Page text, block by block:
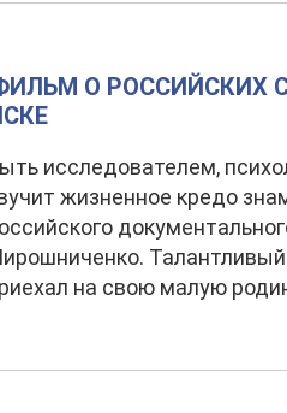
О РОССИЙСКИХ
исследователем,
жизненное кредо
на свою малую